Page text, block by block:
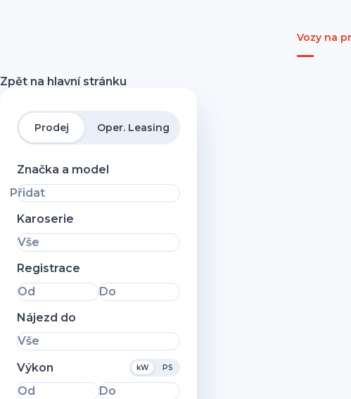
Vozy na
Zpět na hlavní stránku
Prodej Oper. Leasing
Značka a model
Přidat
Karoserie
Vše
Registrace
Od
Do
Nájezd do
Vše
Výkon
kW PS
Od
Do